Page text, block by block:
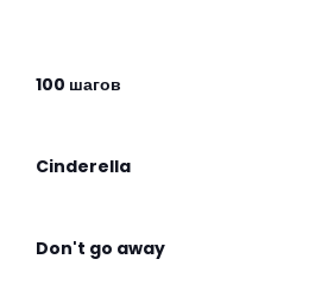
100 шагов
Cinderella
Don't go away